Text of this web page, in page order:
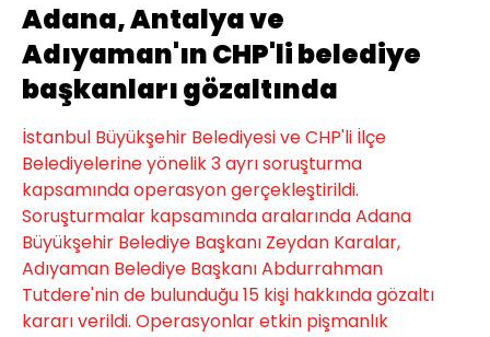
Adana, Antalya ve
Adıyaman'ın CHP'li belediye
başkanları gözaltında
İstanbul Büyükşehir Belediyesi ve CHP'li İlçe
Belediyelerine yönelik 3 ayrı soruşturma
kapsamında operasyon gerçekleştirildi.
Soruşturmalar kapsamında aralarında Adana
Büyükşehir Belediye Başkanı Zeydan Karalar,
Adıyaman Belediye Başkanı Abdurrahman
Tutdere'nin de bulunduğu 15 kişi hakkında gözaltı
kararı verildi. Operasyonlar etkin pişmanlık